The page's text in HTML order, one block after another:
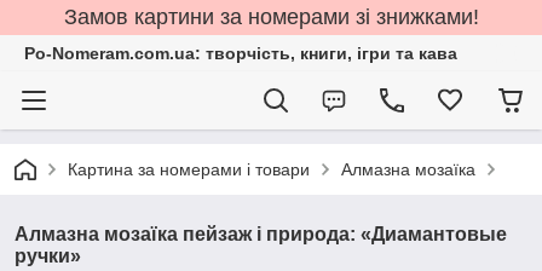
Замов картини за номерами зі знижками!
Po-Nomeram.com.ua: творчість, книги, ігри та кава
Картина за номерами і товари Алмазна мозаїка
Алмазна мозаїка пейзаж і природа: «Диамантовые
ручки»